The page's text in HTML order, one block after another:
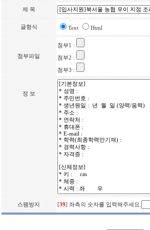
제 목
글형식 Text Html
첨부파일
첨부1 :
첨부2 :
첨부3 :
정 보
스팸방지 [39] 좌측의 숫자를 입력해주세요.